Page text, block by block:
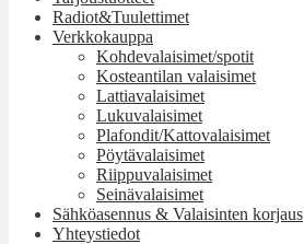
Radiot&Tuulettimet
Verkkokauppa
Kohdevalaisimet/spotit
Kosteantilan valaisimet
Lattiavalaisimet
Lukuvalaisimet
Plafondit/Kattovalaisimet
Pöytävalaisimet
Riippuvalaisimet
Seinävalaisimet
Sähköasennus & Valaisinten korjaus
Yhteystiedot